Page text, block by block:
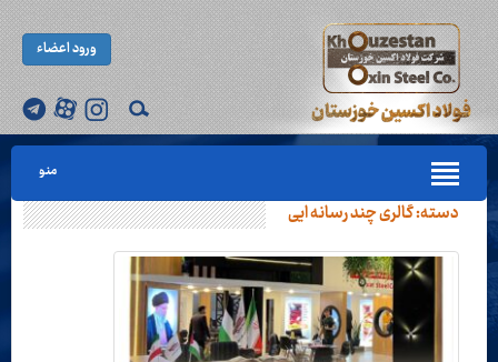
ورود اعضاء
منو
دسته:گالری چند رسانه ایی